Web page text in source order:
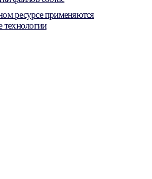
ресурсе применяются
технологии